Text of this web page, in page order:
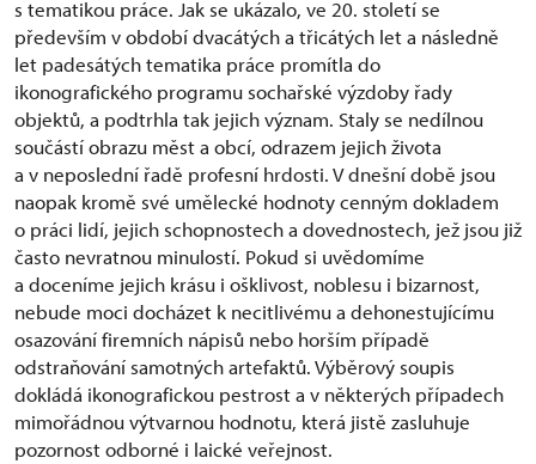
s tematikou práce. Jak se ukázalo, ve 20. století se
především v období dvacátých a třicátých let a následně
let padesátých tematika práce promítla do
ikonografického programu sochařské výzdoby řady
objektů, a podtrhla tak jejich význam. Staly se nedílnou
součástí obrazu měst a obcí, odrazem jejich života
a v neposlední řadě profesní hrdosti. V dnešní době jsou
naopak kromě své umělecké hodnoty cenným dokladem
o práci lidí, jejich schopnostech a dovednostech, jež jsou již
často nevratnou minulostí. Pokud si uvědomíme
a doceníme jejich krásu i ošklivost, noblesu i bizarnost,
nebude moci docházet k necitlivému a dehonestujícímu
osazování firemních nápisů nebo horším případě
odstraňování samotných artefaktů. Výběrový soupis
dokládá ikonografickou pestrost a v některých případech
mimořádnou výtvarnou hodnotu, která jistě zasluhuje
pozornost odborné i laické veřejnost.